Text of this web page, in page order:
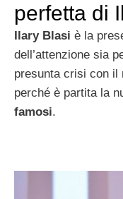
perfetta di
Ilary Blasi è la
dell’attenzione sia
presunta crisi con il
perché è partita la
famosi.